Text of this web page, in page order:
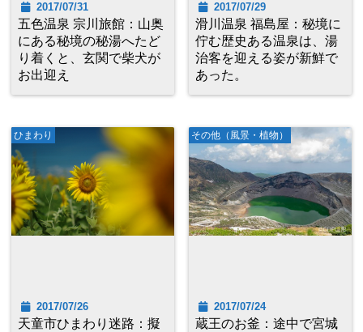
2017/07/31
五色温泉 宗川旅館：山奥
にある秘境の秘湯へたど
り着くと、玄関で柴犬が
お出迎え
2017/07/29
滑川温泉 福島屋：秘境に
佇む歴史ある温泉は、湯
治客を迎える姿が新鮮で
あった。
ひまわり
2017/07/26
天童市ひまわり迷路：擬
その他（風景・植物）
2017/07/24
蔵王のお釜：途中で宮城